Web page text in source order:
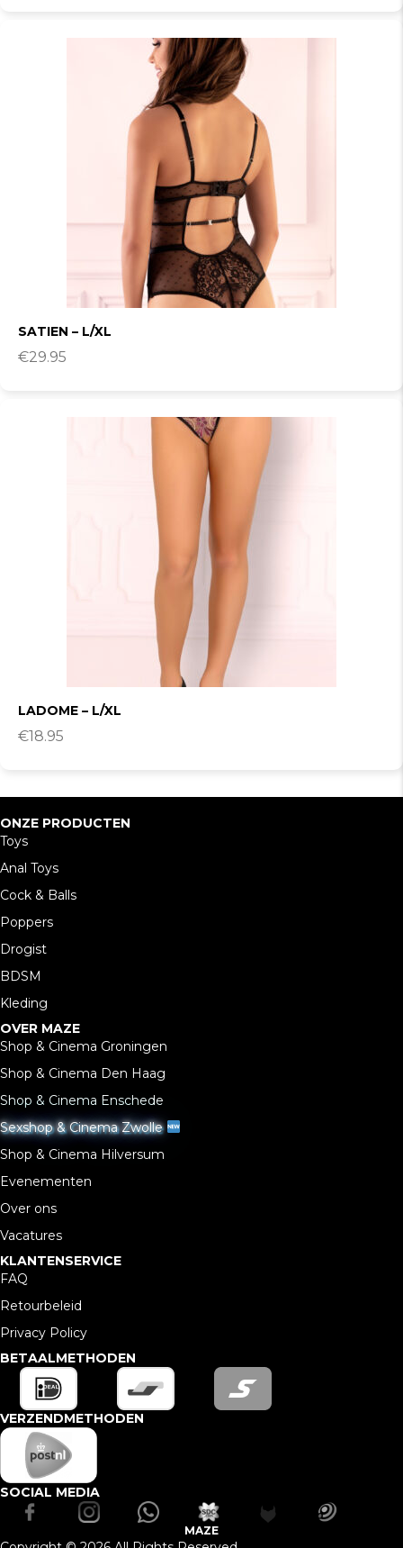
SATIEN – L/XL
€29.95
LADOME – L/XL
€18.95
ONZE PRODUCTEN
Toys
Anal Toys
Cock & Balls
Poppers
Drogist
BDSM
Kleding
OVER MAZE
Shop & Cinema Groningen
Shop & Cinema Den Haag
Shop & Cinema Enschede
Sexshop & Cinema Zwolle
Shop & Cinema Hilversum
Evenementen
Over ons
Vacatures
KLANTENSERVICE
FAQ
Retourbeleid
Privacy Policy
BETAALMETHODEN
VERZENDMETHODEN
SOCIAL MEDIA
MAZE